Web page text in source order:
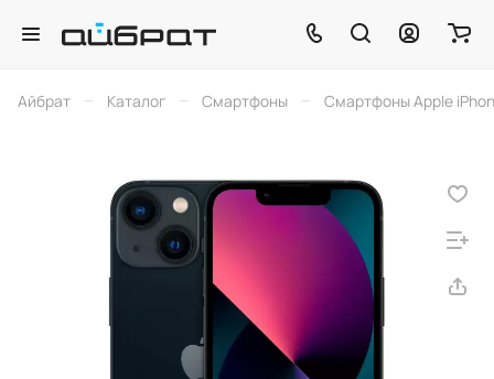
Айбрат – Каталог – Смартфоны – Смартфоны Apple